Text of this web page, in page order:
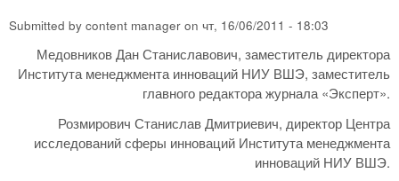
Submitted by content manager on чт, 16/06/2011 - 18:03
Медовников Дан Станиславович, заместитель директора
Института менеджмента инноваций НИУ ВШЭ, заместитель
главного редактора журнала «Эксперт».
Розмирович Станислав Дмитриевич, директор Центра
исследований сферы инноваций Института менеджмента
инноваций НИУ ВШЭ.